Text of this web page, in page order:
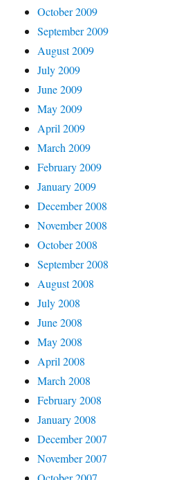
October 2009
September 2009
August 2009
July 2009
June 2009
May 2009
April 2009
March 2009
February 2009
January 2009
December 2008
November 2008
October 2008
September 2008
August 2008
July 2008
June 2008
May 2008
April 2008
March 2008
February 2008
January 2008
December 2007
November 2007